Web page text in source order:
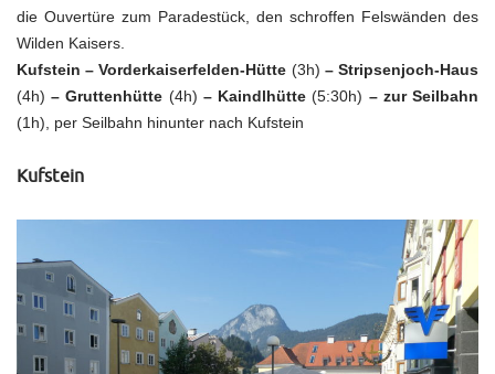
die Ouvertüre zum Paradestück, den schroffen Felswänden des
Wilden Kaisers.
Kufstein – Vorderkaiserfelden-Hütte (3h) – Stripsenjoch-Haus
(4h) – Gruttenhütte (4h) – Kaindlhütte (5:30h) – zur Seilbahn
(1h), per Seilbahn hinunter nach Kufstein
Kufstein